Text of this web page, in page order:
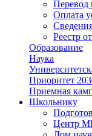
Оплата
Реестр
Образование
Наука
Приоритет
Приемная
Школьнику
Центр